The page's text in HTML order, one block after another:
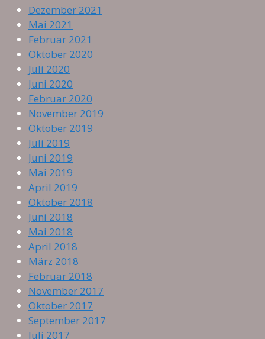
Dezember 2021
Mai 2021
Februar 2021
Oktober 2020
Juli 2020
Juni 2020
Februar 2020
November 2019
Oktober 2019
Juli 2019
Juni 2019
Mai 2019
April 2019
Oktober 2018
Juni 2018
Mai 2018
April 2018
März 2018
Februar 2018
November 2017
Oktober 2017
September 2017
Juli 2017